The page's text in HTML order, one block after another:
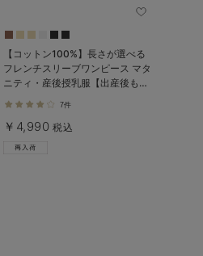
【コットン100%】長さが選べる
フレンチスリーブワンピース マタ
ニティ・産後授乳服【出産後も長
7件
￥4,990 税込